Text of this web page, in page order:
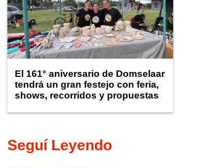
El 161° aniversario de Domselaar
tendrá un gran festejo con feria,
shows, recorridos y propuestas
Seguí Leyendo